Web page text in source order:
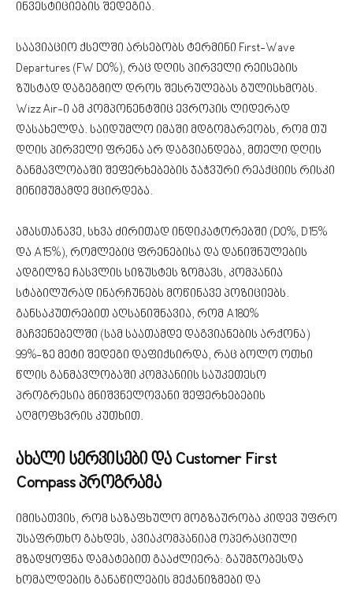
ინვესტიციების შედეგია.
საავიაციო ქსელში არსებობს ტერმინი First-Wave
Departures (FW D0%), რაც დღის პირველი რეისების
ზუსტად დაგეგმილ დროს შესრულებას გულისხმობს.
Wizz Air-ი ამ კომპონენტშიც ევროპის ლიდერად
დასახელდა. საიდუმლო იმაში მდგომარეობს, რომ თუ
დღის პირველი ფრენა არ დაგვიანდება, მთელი დღის
განმავლობაში შეფერხებების ჯაჭვური რეაქციის რისკი
მინიმუმამდე მცირდება.
ამასთანავე, სხვა ძირითად ინდიკატორებში (D0%, D15%
და A15%), რომლებიც ფრენებისა და დანიშნულების
ადგილზე ჩასვლის სიზუსტეს ზომავს, კომპანია
სტაბილურად ინარჩუნებს მოწინავე პოზიციებს.
განსაკუთრებით აღსანიშნავია, რომ A180%
მაჩვენებელში (სამ საათამდე დაგვიანების არქონა)
99%-ზე მეტი შედეგი დაფიქსირდა, რაც ბოლო ოთხი
წლის განმავლობაში კომპანიის საუკეთესო
პროგრესია მნიშვნელოვანი შეფერხებების
აღმოფხვრის კუთხით.
ახალი სერვისები და Customer First
Compass პროგრამა
იმისათვის, რომ საზაფხულო მოგზაურობა კიდევ უფრო
უსაფრთხო გახდეს, ავიაკომპანიამ ოპერაციული
მზადყოფნა დამატებით გააძლიერა: გაუმჯობესდა
ხომალდების განაწილების მექანიზმები და